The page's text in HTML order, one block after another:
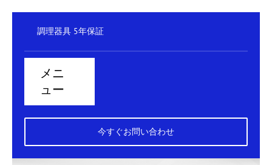
調理器具 5年保証
メニ
ュー
スチーマー
今すぐお問い合わせ